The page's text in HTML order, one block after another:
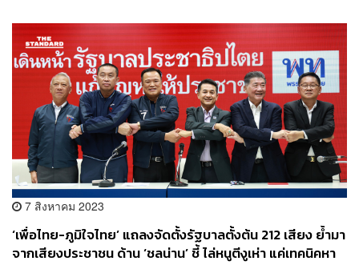
7 สิงหาคม 2023
‘เพื่อไทย-ภูมิใจไทย’ แถลงจัดตั้งรัฐบาลตั้งต้น 212 เสียง ย้ำมา
จากเสียงประชาชน ด้าน ‘ชลน่าน’ ชี้ ไล่หนูตีงูเห่า แค่เทคนิคหา